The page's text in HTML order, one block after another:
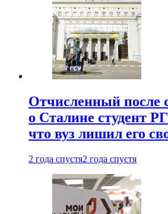
Отчисленный после
о Сталине студент
что вуз лишил его
2 года спустя2 года спустя